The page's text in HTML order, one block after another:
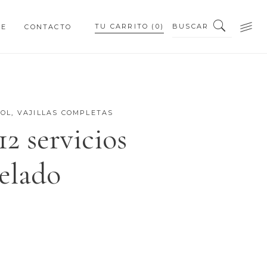
PEQUEÑOS DETALLES
PIEZAS PERSONALIZADAS
CONTACTO TU CARRITO (0)
, VAJILLAS COMPLETAS
servicios